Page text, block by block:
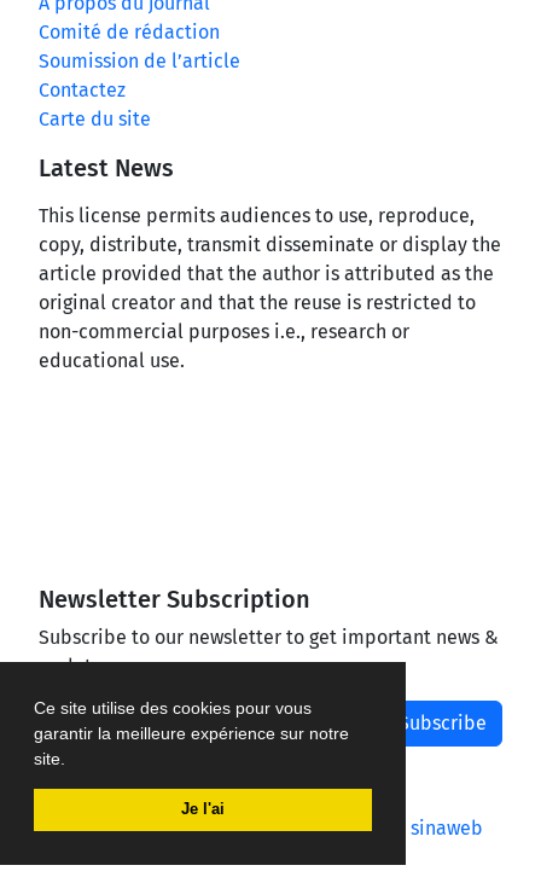
Ce site utilise des cookies pour vous
garantir la meilleure expérience sur notre
site.
Je l'ai
Comité de rédaction
Soumission de l’article
Contactez
Carte du site
Latest News
This license permits audiences to use, reproduce,
copy, distribute, transmit disseminate or display the
article provided that the author is attributed as the
original creator and that the reuse is restricted to
non-commercial purposes i.e., research or
educational use.
Newsletter Subscription
Subscribe to our newsletter to get important news &
updates
Subscribe
Journal management system.designed by sinaweb